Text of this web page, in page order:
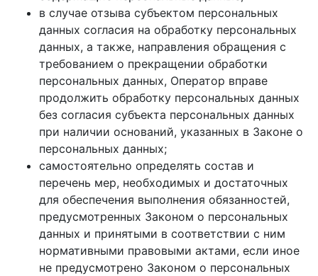
в случае отзыва субъектом персональных
данных согласия на обработку персональных
данных, а также, направления обращения с
требованием о прекращении обработки
персональных данных, Оператор вправе
продолжить обработку персональных данных
без согласия субъекта персональных данных
при наличии оснований, указанных в Законе о
персональных данных;
самостоятельно определять состав и
перечень мер, необходимых и достаточных
для обеспечения выполнения обязанностей,
предусмотренных Законом о персональных
данных и принятыми в соответствии с ним
нормативными правовыми актами, если иное
не предусмотрено Законом о персональных